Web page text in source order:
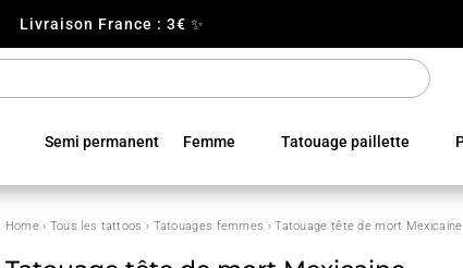
Livraison France : 3€ ✨
Semi permanent Femme Tatouage paillette
Home› Tous les tattoos › Tatouages femmes › Tatouage tête de mort Mexicaine